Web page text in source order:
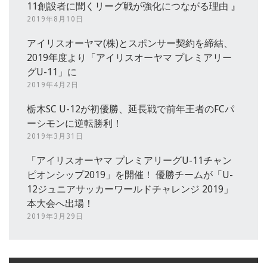
11創設者に聞くリーグ戦が強化につながる理由 』
2019年8月10日
アイリスオーヤマ(株)とスポンサー契約を締結、
2019年度より「アイリスオーヤマ プレミアリー
グU-11」に
2019年4月2日
栃木SC U-12が初優勝、延長戦で前年王者のFCパ
ーシモンに逆転勝利！
2019年3月31日
「アイリスオーヤマ プレミアリーグU-11チャン
ピオンシップ2019」を開催！ 優勝チームが「U-
12ジュニアサッカーワールドチャレンジ 2019」
本大会へ出場！
2019年3月29日